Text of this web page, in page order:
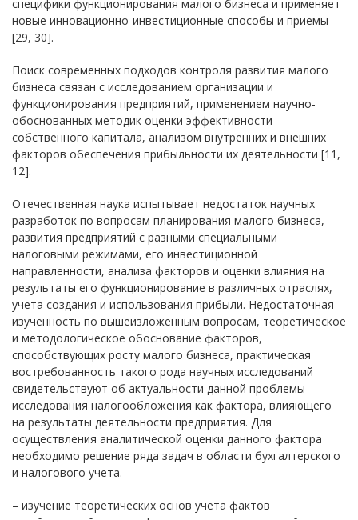
специфики функционирования малого бизнеса и применяет
новые инновационно-инвестиционные способы и приемы
[29, 30].
Поиск современных подходов контроля развития малого
бизнеса связан с исследованием организации и
функционирования предприятий, применением научно-
обоснованных методик оценки эффективности
собственного капитала, анализом внутренних и внешних
факторов обеспечения прибыльности их деятельности [11,
12].
Отечественная наука испытывает недостаток научных
разработок по вопросам планирования малого бизнеса,
развития предприятий с разными специальными
налоговыми режимами, его инвестиционной
направленности, анализа факторов и оценки влияния на
результаты его функционирование в различных отраслях,
учета создания и использования прибыли. Недостаточная
изученность по вышеизложенным вопросам, теоретическое
и методологическое обоснование факторов,
способствующих росту малого бизнеса, практическая
востребованность такого рода научных исследований
свидетельствуют об актуальности данной проблемы
исследования налогообложения как фактора, влияющего
на результаты деятельности предприятия. Для
осуществления аналитической оценки данного фактора
необходимо решение ряда задач в области бухгалтерского
и налогового учета.
– изучение теоретических основ учета фактов